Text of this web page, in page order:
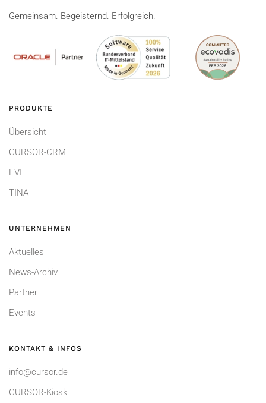
Gemeinsam. Begeisternd. Erfolgreich.
PRODUKTE
Übersicht
CURSOR-CRM
EVI
TINA
UNTERNEHMEN
Aktuelles
News-Archiv
Partner
Events
KONTAKT & INFOS
info@cursor.de
CURSOR-Kiosk